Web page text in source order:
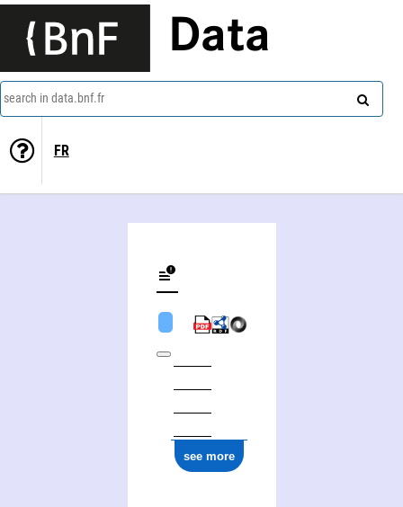
Data
search in data.bnf.fr
FR
see more